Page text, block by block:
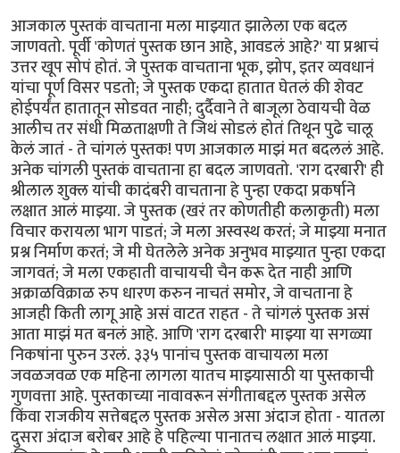
आजकाल पुस्तकं वाचताना मला माझ्यात झालेला एक बदल
जाणवतो. पूर्वी 'कोणतं पुस्तक छान आहे, आवडलं आहे?' या प्रश्नाचं
उत्तर खूप सोपं होतं. जे पुस्तक वाचताना भूक, झोप, इतर व्यवधानं
यांचा पूर्ण विसर पडतो; जे पुस्तक एकदा हातात घेतलं की शेवट
होईपर्यंत हातातून सोडवत नाही; दुर्दैवाने ते बाजूला ठेवायची वेळ
आलीच तर संधी मिळताक्षणी ते जिथं सोडलं होतं तिथून पुढे चालू
केलं जातं - ते चांगलं पुस्तक! पण आजकाल माझं मत बदललं आहे.
अनेक चांगली पुस्तकं वाचताना हा बदल जाणवतो. 'राग दरबारी' ही
श्रीलाल शुक्ल यांची कादंबरी वाचताना हे पुन्हा एकदा प्रकर्षाने
लक्षात आलं माझ्या. जे पुस्तक (खरं तर कोणतीही कलाकृती) मला
विचार करायला भाग पाडतं; जे मला अस्वस्थ करतं; जे माझ्या मनात
प्रश्न निर्माण करतं; जे मी घेतलेले अनेक अनुभव माझ्यात पुन्हा एकदा
जागवतं; जे मला एकहाती वाचायची चैन करू देत नाही आणि
अक्राळविक्राळ रुप धारण करुन नाचतं समोर, जे वाचताना हे
आजही किती लागू आहे असं वाटत राहत - ते चांगलं पुस्तक असं
आता माझं मत बनलं आहे. आणि 'राग दरबारी' माझ्या या सगळ्या
निकषांना पुरुन उरलं. ३३५ पानांच पुस्तक वाचायला मला
जवळजवळ एक महिना लागला यातच माझ्यासाठी या पुस्तकाची
गुणवत्ता आहे. पुस्तकाच्या नावावरून संगीताबद्दल पुस्तक असेल
किंवा राजकीय सत्तेबद्दल पुस्तक असेल असा अंदाज होता - यातला
दुसरा अंदाज बरोबर आहे हे पहिल्या पानातच लक्षात आलं माझ्या.